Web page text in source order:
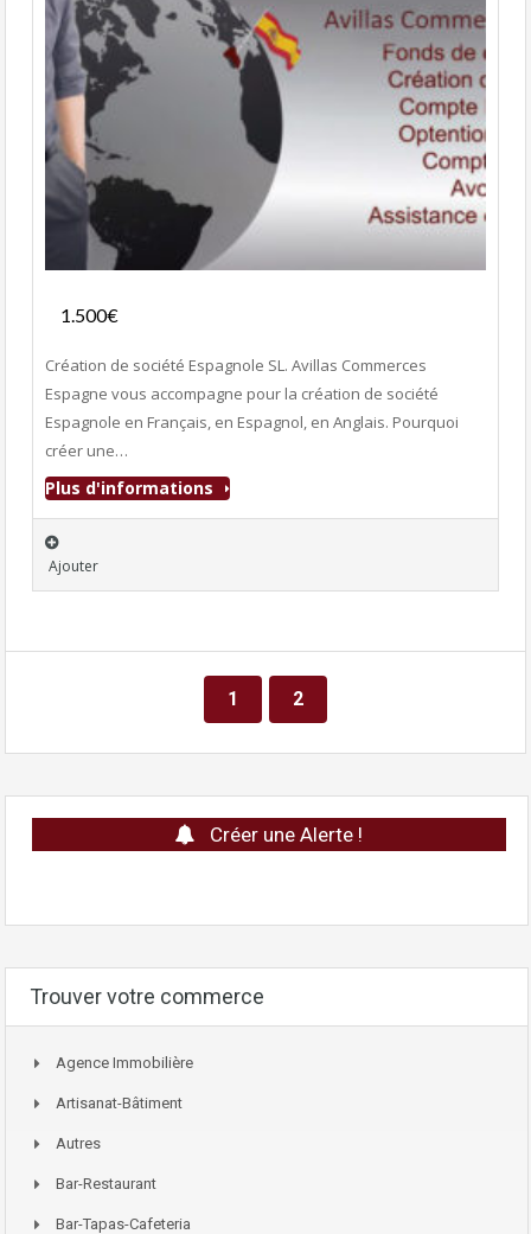
1.500€
Création de société Espagnole SL. Avillas Commerces
Espagne vous accompagne pour la création de société
Espagnole en Français, en Espagnol, en Anglais. Pourquoi
créer une…
Plus d'informations
Ajouter
1 2
Créer une Alerte !
Trouver votre commerce
Agence Immobilière
Artisanat-Bâtiment
Autres
Bar-Restaurant
Bar-Tapas-Cafeteria